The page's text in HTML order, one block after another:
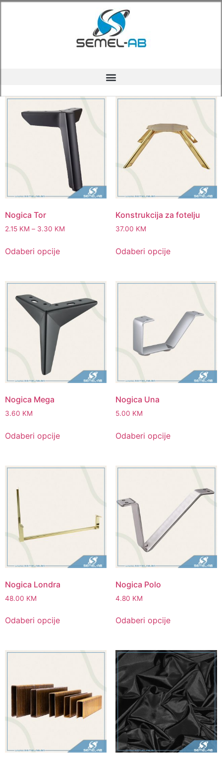
Početna/Shop/ Stranica 2
Nogica Tor
2.15 KM – 3.30 KM
Odaberi opcije
Konstrukcija za fotelju
37.00 KM
Odaberi opcije
Nogica Mega
3.60 KM
Odaberi opcije
Nogica Una
5.00 KM
Odaberi opcije
Nogica Londra
48.00 KM
Odaberi opcije
Nogica Polo
4.80 KM
Odaberi opcije